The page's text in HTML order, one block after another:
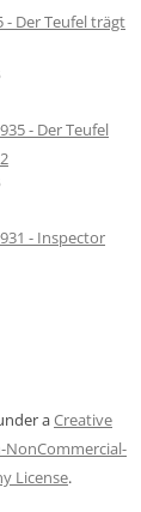
- Der Teufel trägt
- Der Teufel
- Inspector
aCreative
License.